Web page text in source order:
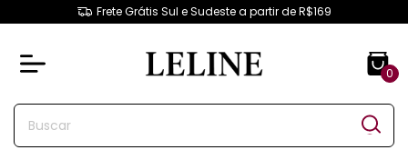
Frete Grátis Sul e Sudeste a partir de R$169
0